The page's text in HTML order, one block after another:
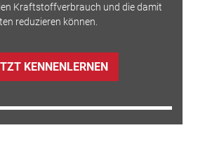
Kraftstoffverbrauch und die damit
reduzieren können.
KENNENLERNEN